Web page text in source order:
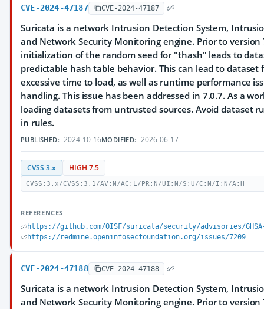
CVE-2024-47187 CVE-2024-47187
Suricata is a network Intrusion Detection System,
and Network Security Monitoring engine. Prior to version
initialization of the random seed for "thash" leads to
predictable hash table behavior. This can lead to dataset
excessive time to load, as well as runtime performance
handling. This issue has been addressed in 7.0.7. As a
loading datasets from untrusted sources. Avoid dataset
in rules.
PUBLISHED: 2024-10-16MODIFIED: 2026-06-17
CVSS 3.x HIGH 7.5
CVSS:3.x/CVSS:3.1/AV:N/AC:L/PR:N/UI:N/S:U/C:N/I:N/A:H
REFERENCES
https://github.com/OISF/suricata/security/advisories/GHSA-
https://redmine.openinfosecfoundation.org/issues/7209
CVE-2024-47188 CVE-2024-47188
Suricata is a network Intrusion Detection System,
and Network Security Monitoring engine. Prior to version